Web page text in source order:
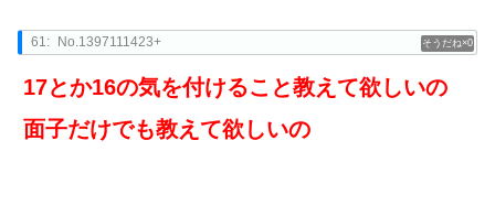
0
61: No.1397111423+
17とか16の気を付けること教えて欲しいの
面子だけでも教えて欲しいの